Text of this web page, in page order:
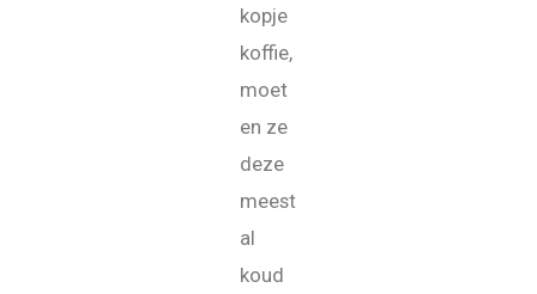
kopje
koffie,
moet
en ze
deze
meest
al
koud